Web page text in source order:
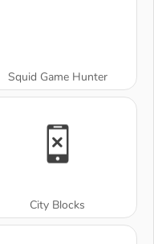
Squid Game Hunter
City Blocks